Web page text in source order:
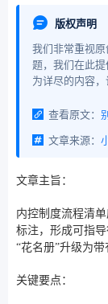
版权声明
我们非常重视
题，我们在此
为详尽的内容
查看原文：
文章来源：
文章主旨：
内控制度流程清
标注，形成可指
“花名册”升级为带
关键要点：